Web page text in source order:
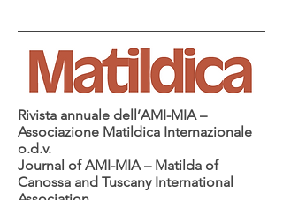
Rivista annuale dell’AMI-MIA –
Associazione Matildica Internazionale
o.d.v.
Journal of AMI-MIA – Matilda of
Canossa and Tuscany International